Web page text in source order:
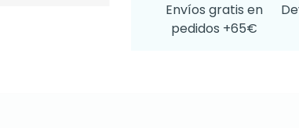
Envíos gratis en
pedidos +65€